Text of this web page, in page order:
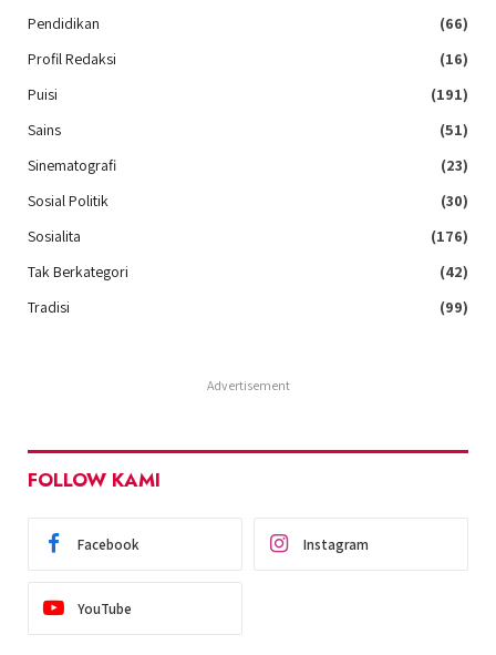
Pendidikan
(66)
Profil Redaksi
(16)
Puisi
(191)
Sains
(51)
Sinematografi
(23)
Sosial Politik
(30)
Sosialita
(176)
Tak Berkategori
(42)
Tradisi
(99)
Advertisement
FOLLOW KAMI
Facebook Instagram
YouTube